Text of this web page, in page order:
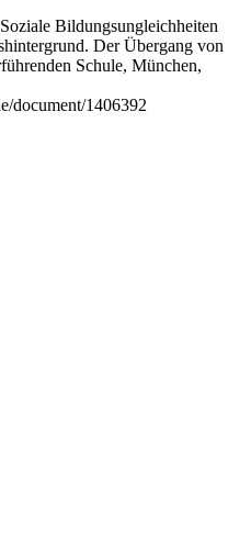
Bildungsungleichheiten
Der Übergang von
Schule, München,
document/1406392